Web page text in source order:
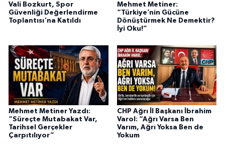
Vali Bozkurt, Spor
Güvenliği Değerlendirme
Toplantısı'na Katıldı
Mehmet Metiner:
“Türkiye’nin Gücüne
Dönüştürmek Ne Demektir?
İyi Oku!”
Mehmet Metiner Yazdı:
“Süreçte Mutabakat Var,
Tarihsel Gerçekler
Çarpıtılıyor”
CHP Ağrı İl Başkanı İbrahim
Varol: “Ağrı Varsa Ben
Varım, Ağrı Yoksa Ben de
Yokum